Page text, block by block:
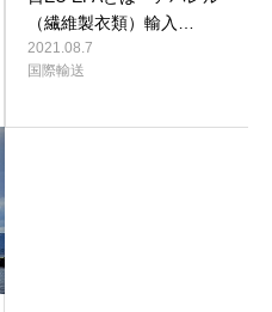
（繊維製衣類）輸入…
2021.08.7
国際輸送